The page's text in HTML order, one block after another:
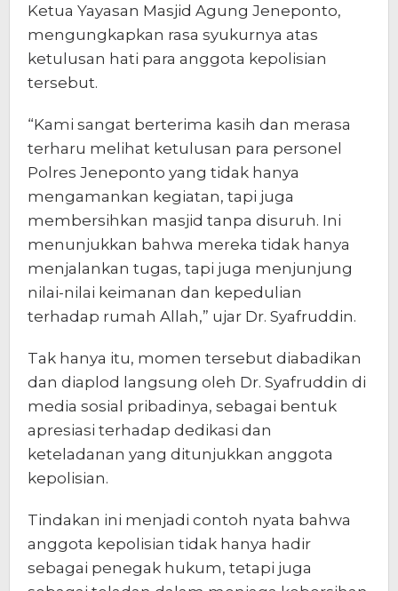
Ketua Yayasan Masjid Agung Jeneponto,
mengungkapkan rasa syukurnya atas
ketulusan hati para anggota kepolisian
tersebut.
“Kami sangat berterima kasih dan merasa
terharu melihat ketulusan para personel
Polres Jeneponto yang tidak hanya
mengamankan kegiatan, tapi juga
membersihkan masjid tanpa disuruh. Ini
menunjukkan bahwa mereka tidak hanya
menjalankan tugas, tapi juga menjunjung
nilai-nilai keimanan dan kepedulian
terhadap rumah Allah,” ujar Dr. Syafruddin.
Tak hanya itu, momen tersebut diabadikan
dan diaplod langsung oleh Dr. Syafruddin di
media sosial pribadinya, sebagai bentuk
apresiasi terhadap dedikasi dan
keteladanan yang ditunjukkan anggota
kepolisian.
Tindakan ini menjadi contoh nyata bahwa
anggota kepolisian tidak hanya hadir
sebagai penegak hukum, tetapi juga